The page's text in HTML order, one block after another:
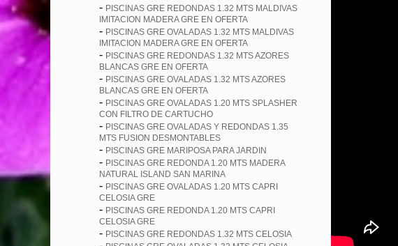
- PISCINAS GRE REDONDAS 1.32 MTS MALDIVAS
IMITACION MADERA GRE EN OFERTA
- PISCINAS GRE OVALADAS 1.32 MTS MALDIVAS
IMITACION MADERA GRE EN OFERTA
- PISCINAS GRE REDONDAS 1.32 MTS AZORES
BLANCAS GRE EN OFERTA
- PISCINAS GRE OVALADAS 1.32 MTS AZORES
BLANCAS GRE EN OFERTA
- PISCINAS GRE OVALADAS 1.20 MTS SPLASHER
CON FILTRO DE CARTUCHO
- PISCINAS GRE OVALADAS Y REDONDAS 1.35
MTS FUSION DESMONTABLES
- PISCINAS GRE MARIPOSA PARA JARDIN
- PISCINAS GRE REDONDA 1.20 MTS MADERA
NATURAL ISLAND SAN MARINA
- PISCINAS GRE OVALADAS 1.20 MTS CAPRI
CELOSIA GRE
- PISCINAS GRE REDONDA 1.20 MTS CAPRI
CELOSIA GRE
- PISCINAS GRE REDONDAS 1.32 MTS CELOSIA